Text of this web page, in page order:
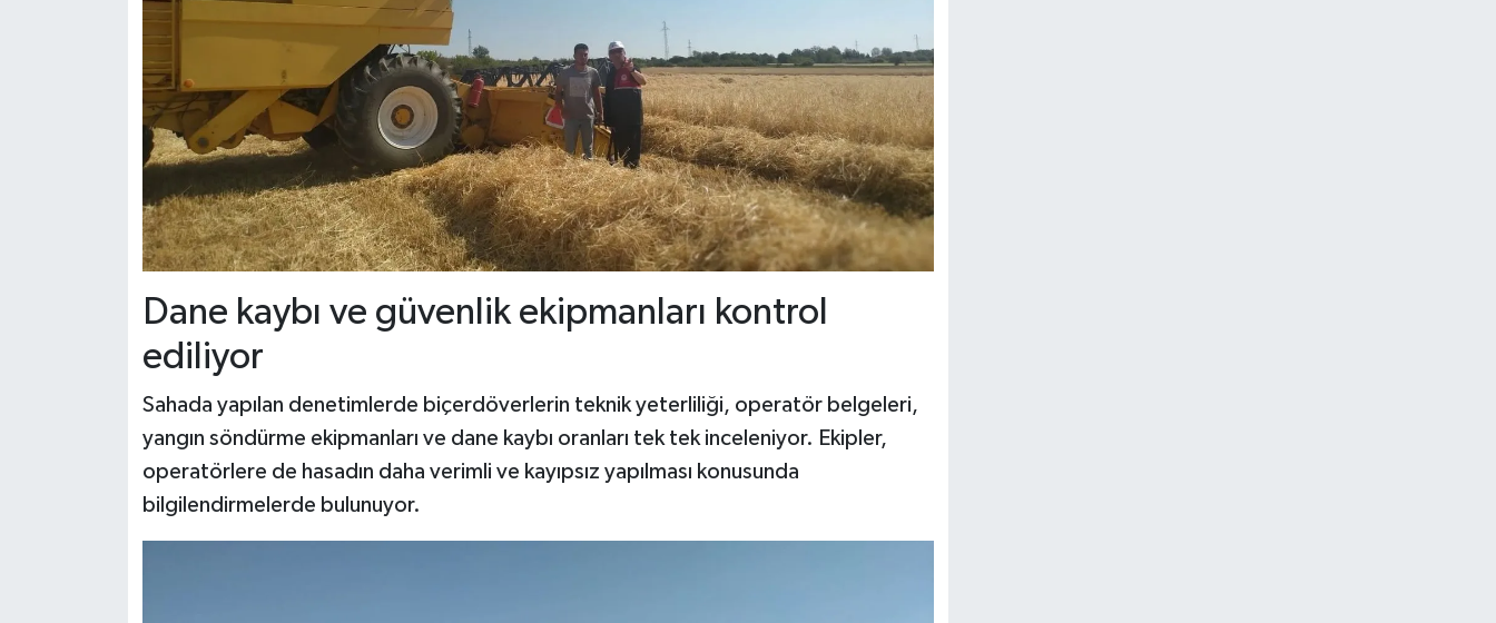
Dane kaybı ve güvenlik ekipmanları kontrol
ediliyor
Sahada yapılan denetimlerde biçerdöverlerin teknik yeterliliği, operatör belgeleri,
yangın söndürme ekipmanları ve dane kaybı oranları tek tek inceleniyor. Ekipler,
operatörlere de hasadın daha verimli ve kayıpsız yapılması konusunda
bilgilendirmelerde bulunuyor.